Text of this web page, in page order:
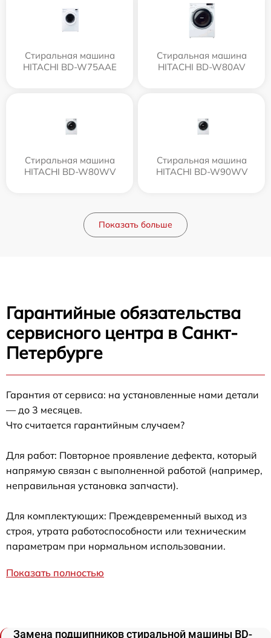
Стиральная машина
HITACHI BD-W75AAE
Стиральная машина
HITACHI BD-W80AV
Стиральная машина
HITACHI BD-W80WV
Стиральная машина
HITACHI BD-W90WV
Показать больше
Гарантийные обязательства
сервисного центра в Санкт-
Петербурге
Гарантия от сервиса: на установленные нами детали
— до 3 месяцев.
Что считается гарантийным случаем?
Для работ: Повторное проявление дефекта, который
напрямую связан с выполненной работой (например,
неправильная установка запчасти).
Для комплектующих: Преждевременный выход из
строя, утрата работоспособности или техническим
параметрам при нормальном использовании.
Показать полностью
Замена подшипников стиральной машины BD-